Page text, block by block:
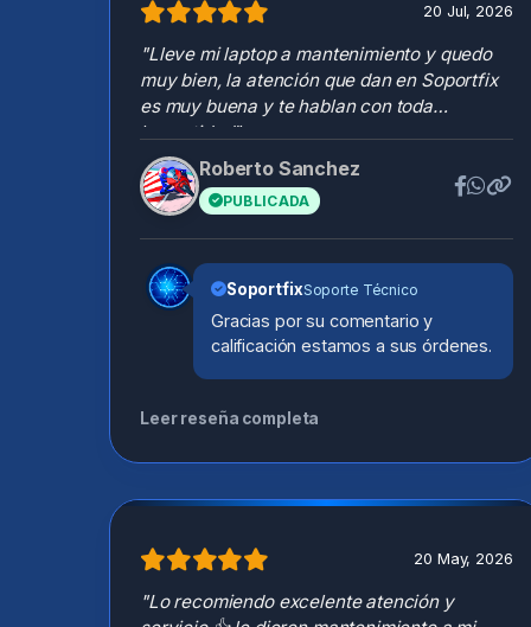
20 Jul, 2026
"Lleve mi laptop a mantenimiento y quedo
muy bien, la atención que dan en Soportfix
es muy buena y te hablan con toda
honestidad"
R
Roberto Sanchez
PUBLICADA
SoportfixSoporte Técnico
Gracias por su comentario y
calificación estamos a sus órdenes.
Leer reseña completa
20 May, 2026
"Lo recomiendo excelente atención y